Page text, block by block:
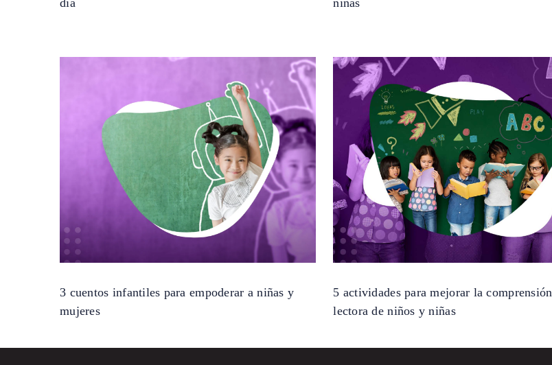
3 cuentos infantiles para empoderar a niñas y
mujeres
5 actividades para mejorar la comprensión
lectora de niños y niñas